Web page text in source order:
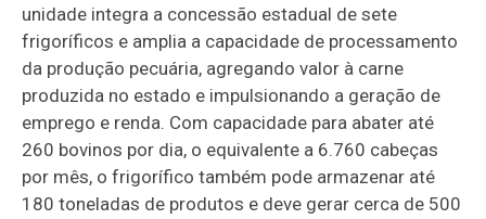
unidade integra a concessão estadual de sete
frigoríficos e amplia a capacidade de processamento
da produção pecuária, agregando valor à carne
produzida no estado e impulsionando a geração de
emprego e renda. Com capacidade para abater até
260 bovinos por dia, o equivalente a 6.760 cabeças
por mês, o frigorífico também pode armazenar até
180 toneladas de produtos e deve gerar cerca de 500